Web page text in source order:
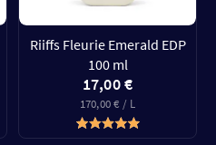
Riiffs Fleurie Emerald EDP
100 ml
17,00 €
170,00 € / L